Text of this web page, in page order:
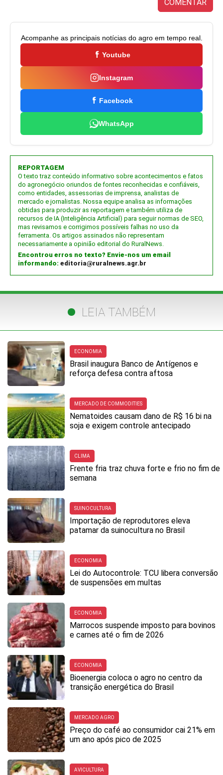
COMENTAR
Acompanhe as principais notícias do agro em tempo real.
Youtube
Instagram
Facebook
WhatsApp
REPORTAGEM
O texto traz conteúdo informativo sobre acontecimentos e fatos
do agronegócio oriundos de fontes reconhecidas e confiáveis,
como entidades, assessorias de imprensa, analistas de
mercado e jornalistas. Nossa equipe analisa as informações
obtidas para produzir as reportagem e também utiliza de
recursos de IA (Inteligência Artificial) para seguir normas de SEO,
mas revisamos e corrigimos possíveis falhas no uso da
ferramenta. Os artigos assinados não representam
necessariamente a opinião editorial do RuralNews.
Encontrou erros no texto? Envie-nos um email
informando: editoria@ruralnews.agr.br
LEIA TAMBÉM
ECONOMIA
Brasil inaugura Banco de Antígenos e
reforça defesa contra aftosa
MERCADO DE COMMODITIES
Nematoides causam dano de R$ 16 bi na
soja e exigem controle antecipado
CLIMA
Frente fria traz chuva forte e frio no fim de
semana
SUINOCULTURA
Importação de reprodutores eleva
patamar da suinocultura no Brasil
ECONOMIA
Lei do Autocontrole: TCU libera conversão
de suspensões em multas
ECONOMIA
Marrocos suspende imposto para bovinos
e carnes até o fim de 2026
ECONOMIA
Bioenergia coloca o agro no centro da
transição energética do Brasil
MERCADO AGRO
Preço do café ao consumidor cai 21% em
um ano após pico de 2025
AVICULTURA